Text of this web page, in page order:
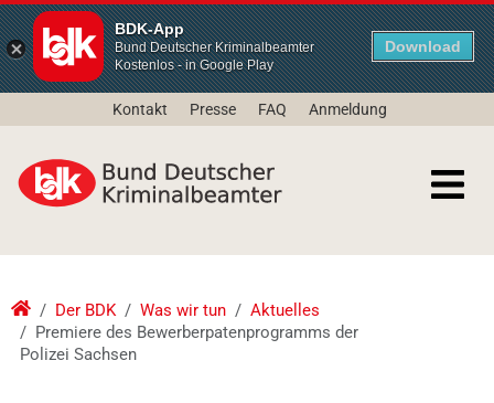
BDK-App
Bund Deutscher Kriminalbeamter
Kostenlos - in Google Play
Download
Kontakt Presse FAQ Anmeldung
Der BDK Was wir tun
Aktuelles
Premiere des Bewerberpatenprogramms der
Polizei Sachsen